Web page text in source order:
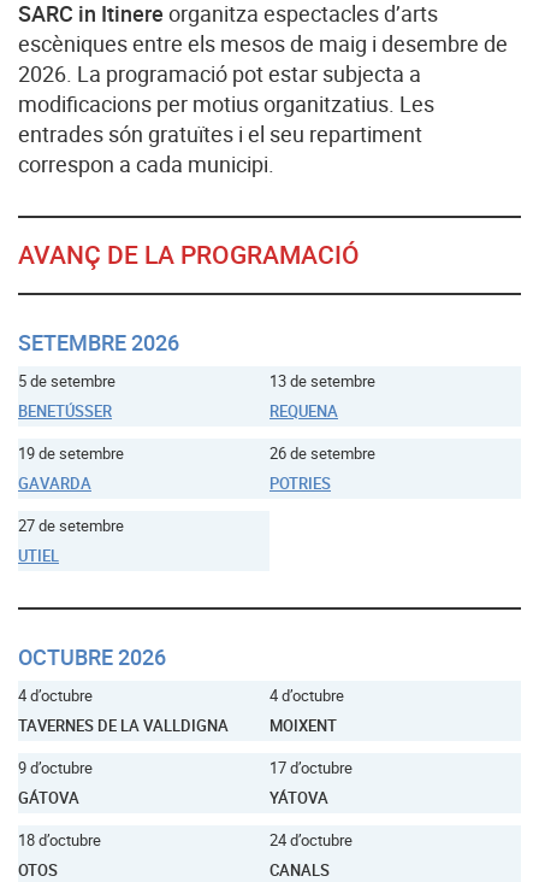
SARC in Itinere organitza espectacles d’arts
escèniques entre els mesos de maig i desembre de
2026. La programació pot estar subjecta a
modificacions per motius organitzatius. Les
entrades són gratuïtes i el seu repartiment
correspon a cada municipi.
AVANÇ DE LA PROGRAMACIÓ
SETEMBRE 2026
5 de setembre
BENETÚSSER
13 de setembre
REQUENA
19 de setembre
GAVARDA
26 de setembre
POTRIES
27 de setembre
UTIEL
OCTUBRE 2026
4 d’octubre
TAVERNES DE LA VALLDIGNA
4 d’octubre
MOIXENT
9 d’octubre
GÁTOVA
17 d’octubre
YÁTOVA
18 d’octubre
OTOS
24 d’octubre
CANALS